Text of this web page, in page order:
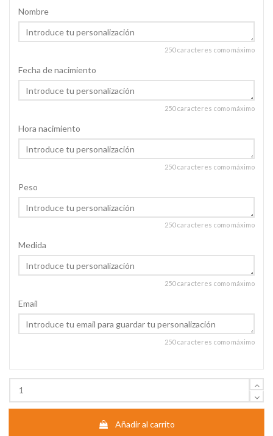
Nombre
250 caracteres como máximo
Fecha de nacimiento
250 caracteres como máximo
Hora nacimiento
250 caracteres como máximo
Peso
250 caracteres como máximo
Medida
250 caracteres como máximo
Email
250 caracteres como máximo
Añadir al carrito